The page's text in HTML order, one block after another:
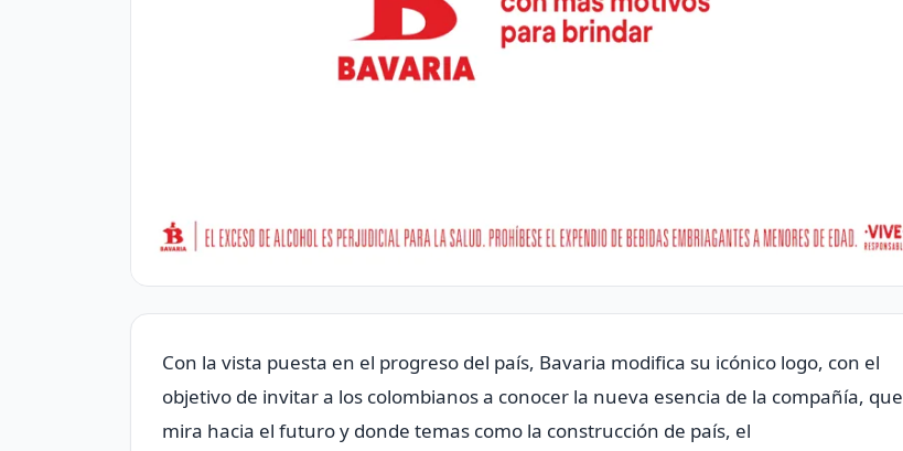
Con la vista puesta en el progreso del país, Bavaria modifica su icónico logo, con el
objetivo de invitar a los colombianos a conocer la nueva esencia de la compañía, que
mira hacia el futuro y donde temas como la construcción de país, el